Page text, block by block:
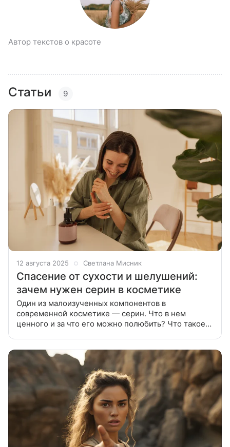
Автор текстов о красоте
Статьи 9
12 августа 2025 Светлана Мисник
Спасение от сухости и шелушений:
зачем нужен серин в косметике
Один из малоизученных компонентов в
современной косметике — серин. Что в нем
ценного и за что его можно полюбить? Что такое